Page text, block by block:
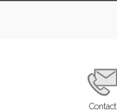
Contact